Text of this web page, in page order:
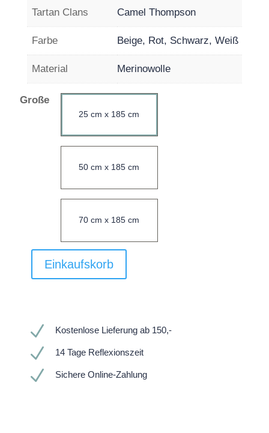
Tartan Clans Camel Thompson
Farbe Beige, Rot, Schwarz, Weiß
Material Merinowolle
Große
25 cm x 185 cm
50 cm x 185 cm
70 cm x 185 cm
Einkaufskorb
N Kostenlose Lieferung ab 150,-
N 14 Tage Reflexionszeit
N Sichere Online-Zahlung